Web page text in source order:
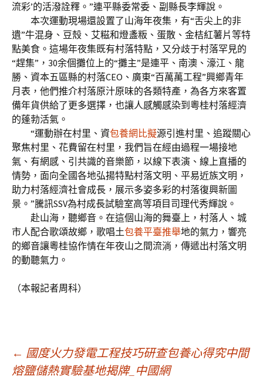
流彩’的活潑詮釋。”連平縣委常委、副縣長李輝說。
本次運動現場還設置了山海年夜集，有“舌尖上的非
遺”牛混身、豆殼、艾糍和燈盞粄、蛋散、金桔紅薯片等特
點美食。這場年夜集既有村落特點，又分歧于村落罕見的
“趕集”，30余個攤位上的“攤主”是連平、南澳、濠江、龍
勝、資本五區縣的村落CEO、廣東“百萬萬工程”興鄉青年
月表，他們推介村落原汁原味的各類特產，為各方來客置
備年貨供給了更多選擇，也讓人感觸感染到粵桂村落經濟
的蓬勃活氣。
“運動辦在村里、資包養網比擬源引進村里、追蹤關心
聚焦村里、花費留在村里，我們旨在經由過程一場接地
氣、有網感、引共識的音樂節，以線下表演、線上直播的
情勢，面向全國各地弘揚特點村落文明、平易近族文明，
助力村落經濟社會成長，展示多姿多彩的村落復興新圖
景。”騰訊SSV為村成長試驗室高等項目司理代秀輝說。
赴山海，聽鄉音。在這個山海的舞臺上，村落人、城
市人配合歌頌故鄉，歌唱土包養平臺推舉地的氣力，響亮
的鄉音讓粵桂協作情在年夜山之間流淌，傳遞出村落文明
的動聽氣力。
（本報記者周科）
文
← 國度火力發電工程技巧研查包養心得究中間
熔鹽儲熱實驗基地揭牌_中國網